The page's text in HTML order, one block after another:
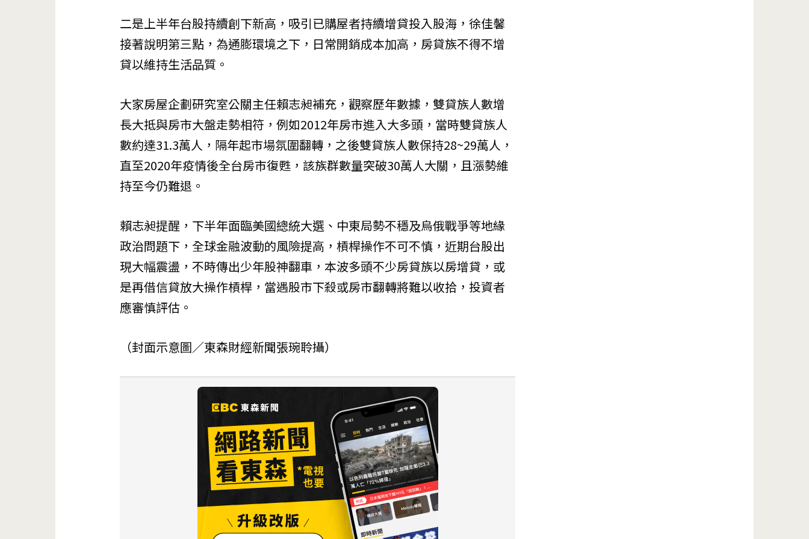
二是上半年台股持續創下新高，吸引已購屋者持續增貸投入股海，徐佳馨
接著說明第三點，為通膨環境之下，日常開銷成本加高，房貸族不得不增
貸以維持生活品質。
大家房屋企劃研究室公關主任賴志昶補充，觀察歷年數據，雙貸族人數增
長大抵與房市大盤走勢相符，例如2012年房市進入大多頭，當時雙貸族人
數約達31.3萬人，隔年起市場氛圍翻轉，之後雙貸族人數保持28~29萬人，
直至2020年疫情後全台房市復甦，該族群數量突破30萬人大關，且漲勢維
持至今仍難退。
賴志昶提醒，下半年面臨美國總統大選、中東局勢不穩及烏俄戰爭等地緣
政治問題下，全球金融波動的風險提高，槓桿操作不可不慎，近期台股出
現大幅震盪，不時傳出少年股神翻車，本波多頭不少房貸族以房增貸，或
是再借信貸放大操作槓桿，當遇股市下殺或房市翻轉將難以收拾，投資者
應審慎評估。
（封面示意圖／東森財經新聞張琬聆攝）